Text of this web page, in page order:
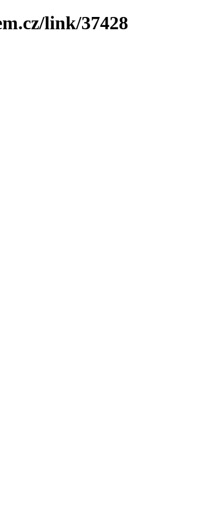
link/37428